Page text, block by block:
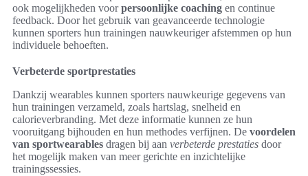
ook mogelijkheden voorpersoonlijke coaching en continue
feedback. Door het gebruik van geavanceerde technologie
kunnen sporters hun trainingen nauwkeuriger afstemmen op hun
individuele behoeften.
Verbeterde sportprestaties
Dankzij wearables kunnen sporters nauwkeurige gegevens van
hun trainingen verzameld, zoals hartslag, snelheid en
calorieverbranding. Met deze informatie kunnen ze hun
vooruitgang bijhouden en hun methodes verfijnen. De voordelen
van sportwearables dragen bij aan verbeterde prestaties door
het mogelijk maken van meer gerichte en inzichtelijke
trainingssessies.